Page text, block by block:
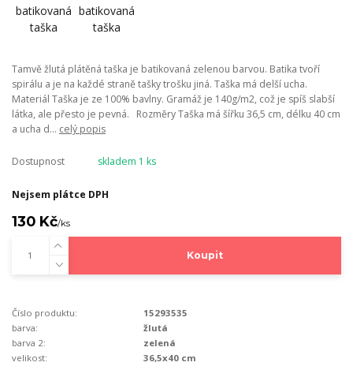
Tamvě žlutá plátěná taška je batikovaná zelenou barvou. Batika tvoří
spirálu a je na každé straně tašky trošku jiná. Taška má delší ucha.
Materiál Taška je ze 100% bavlny. Gramáž je 140g/m2, což je spíš slabší
látka, ale přesto je pevná. Rozměry Taška má šířku 36,5 cm, délku 40 cm
a ucha d... celý popis
Dostupnost skladem 1 ks
Nejsem plátce DPH
130 Kč/ks
Koupit
Číslo produktu:
15293535
barva:
žlutá
barva 2:
zelená
velikost:
36,5x40 cm